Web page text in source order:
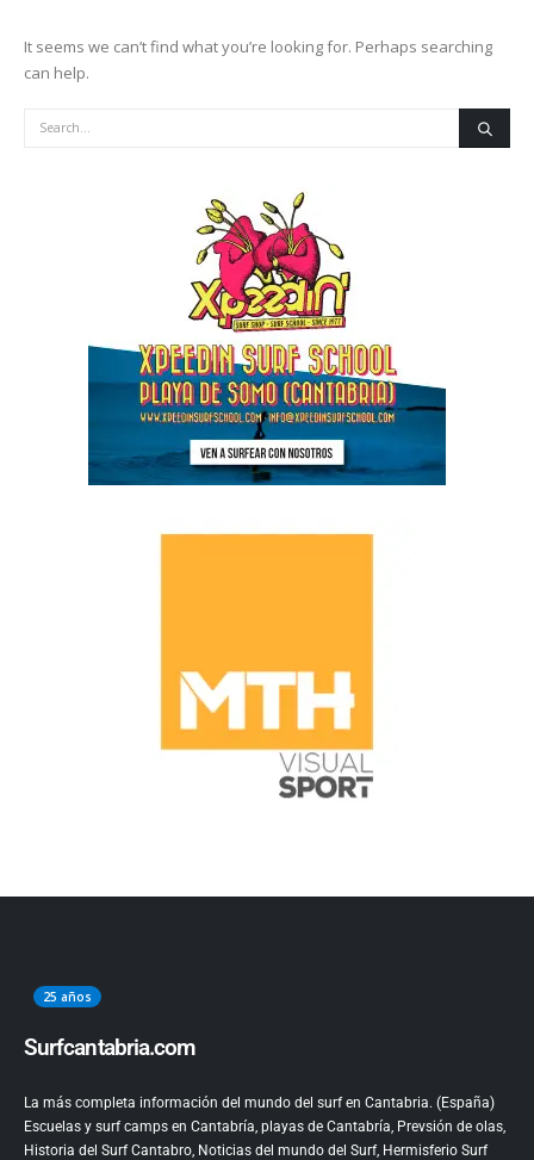
It seems we can’t find what you’re looking for. Perhaps searching
can help.
25 años
Surfcantabria.com
La más completa información del mundo del surf en Cantabria. (España)
Escuelas y surf camps en Cantabría, playas de Cantabría, Prevsión de olas,
Historia del Surf Cantabro, Noticias del mundo del Surf, Hermisferio Surf